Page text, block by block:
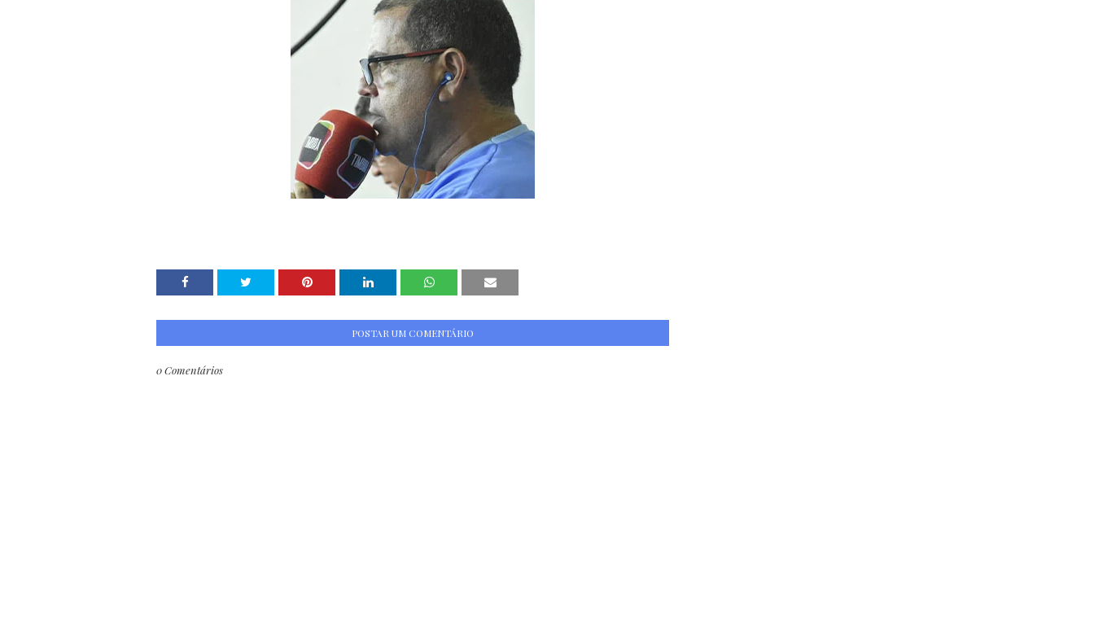
POSTAR UM COMENTÁRIO
0 Comentários